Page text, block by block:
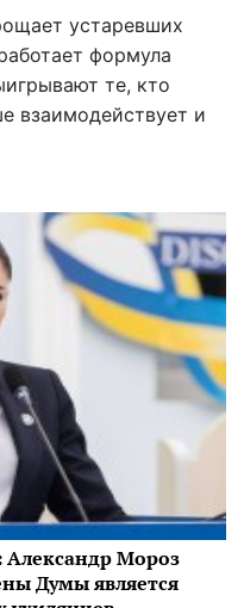
устаревших
формула
те, кто
взаимодействует и
Александр Мороз
Думы является